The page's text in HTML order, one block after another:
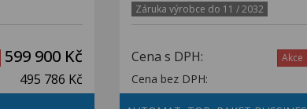
599 900 Kč
495 786 Kč
Záruka výrobce do 11 / 2032
Cena s DPH: Akce
Cena bez DPH: